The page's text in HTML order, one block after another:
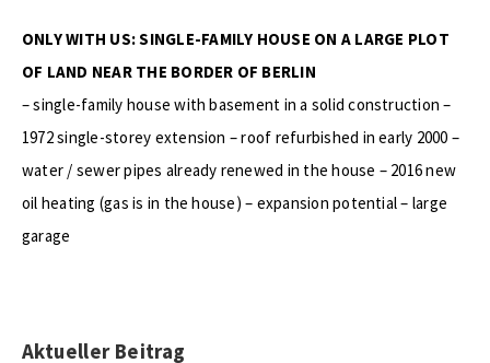
ONLY WITH US: SINGLE-FAMILY HOUSE ON A LARGE PLOT
OF LAND NEAR THE BORDER OF BERLIN
– single-family house with basement in a solid construction –
1972 single-storey extension – roof refurbished in early 2000 –
water / sewer pipes already renewed in the house – 2016 new
oil heating (gas is in the house) – expansion potential – large
garage
Aktueller Beitrag